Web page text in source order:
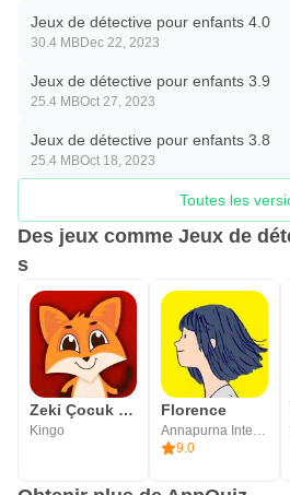
contenu pédagogique, nécessaire
intellectuel des bébés et des
Nous aimons créer des jeux
n’hésitez pas à nous envoyer vos
Jeux de détective pour enfants 4.0
30.4 MBDec 22, 2023
Jeux de détective pour enfants 3.9
25.4 MBOct 27, 2023
Jeux de détective pour enfants 3.8
25.4 MBOct 18, 2023
Toutes les
Des jeux comme Jeux de
s
Zeki Çocuk - Çocuk Oyunları
Kingo
Florence
9.0